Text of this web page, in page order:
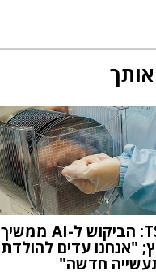
TSMC: הביקוש ל-AI ממשיך
"אנחנו עדים
חדשה"